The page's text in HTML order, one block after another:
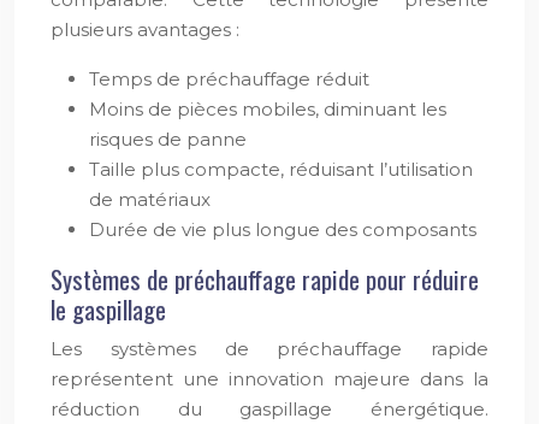
plusieurs avantages :
Temps de préchauffage réduit
Moins de pièces mobiles, diminuant les
risques de panne
Taille plus compacte, réduisant l’utilisation
de matériaux
Durée de vie plus longue des composants
Systèmes de préchauffage rapide pour réduire
le gaspillage
Les systèmes de préchauffage rapide
représentent une innovation majeure dans la
réduction du gaspillage énergétique.